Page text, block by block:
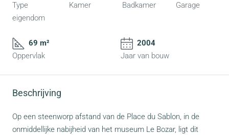
Type
eigendom
Kamer
Badkamer
Garage
69 m²
Oppervlak
2004
Jaar van bouw
Beschrijving
Op een steenworp afstand van de Place du Sablon, in de
onmiddellijke nabijheid van het museum Le Bozar, ligt dit